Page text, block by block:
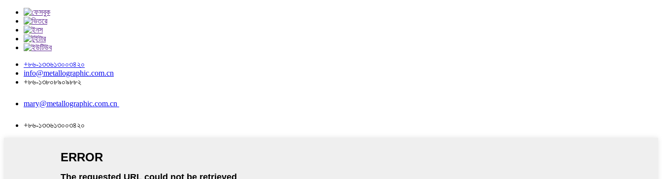
+৮৬-১৩৩৬১৩০০৩৪২০
info@metallographic.com.cn
+৮৬-১৩৮০৮৯০৯৮৮২
mary@metallographic.com.cn
+৮৬-১৩৩৬১৩০০৩৪২০